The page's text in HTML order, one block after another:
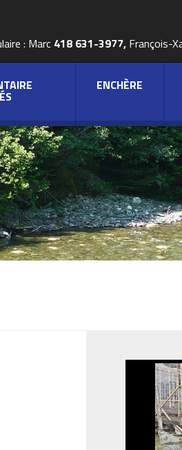
: Marc 418 631-3977, François-
ENCHÈRE